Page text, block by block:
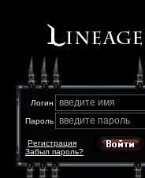
Логин введите имя
Пароль введите пароль
Забыл пароль?
Регистрация